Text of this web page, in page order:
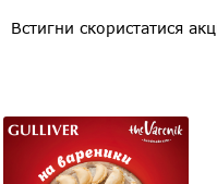
Встигни скористатися